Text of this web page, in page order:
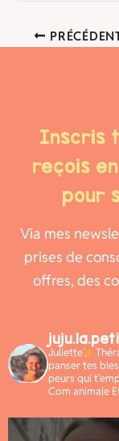
Inscris
reçois
pour
Via mes
prises de
offres, des
Juliette
panser tes
peurs qui
Com animale